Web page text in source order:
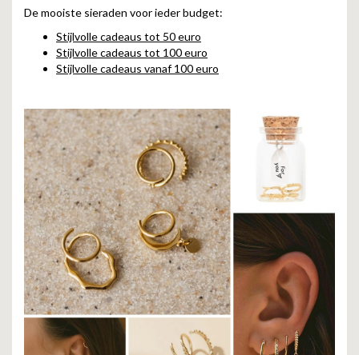
De mooiste sieraden voor ieder budget:
Stijlvolle cadeaus tot 50 euro
Stijlvolle cadeaus tot 100 euro
Stijlvolle cadeaus vanaf 100 euro